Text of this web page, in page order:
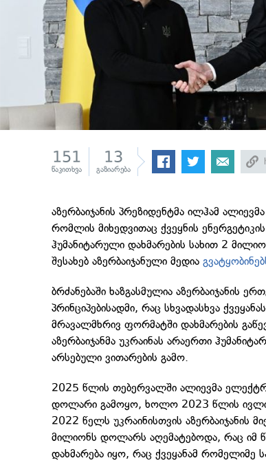
151
წაკითხვა
13
გაზიარება
აზერბაიჯანის პრეზიდენტმა ილჰამ
რომლის მიხედვითაც ქვეყნის
ჰუმანიტარული დახმარების სახით 2
შესახებ აზერბაიჯანული მედია
ბრძანებაში ხაზგასმულია აზერბაიჯანის
პრინციპებისადმი, რაც სხვადასხვა
მრავალმხრივ ფორმატში დახმარების
აზერბაიჯანმა უკრაინას არაერთი
არსებული ვითარების გამო.
2025 წლის თებერვალში ალიევმა
დოლარი გამოყო, ხოლო 2023 წლის
2022 წელს უკრაინისთვის აზერბაიჯანის
მილიონს დოლარს აღემატებოდა, რაც იმ
დახმარება იყო, რაც ქვეყანამ რომელიმე